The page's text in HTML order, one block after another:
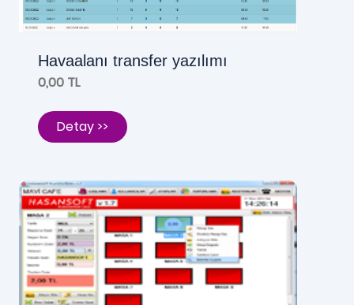
Havaalanı transfer yazılımı
0,00 TL
Detay >>